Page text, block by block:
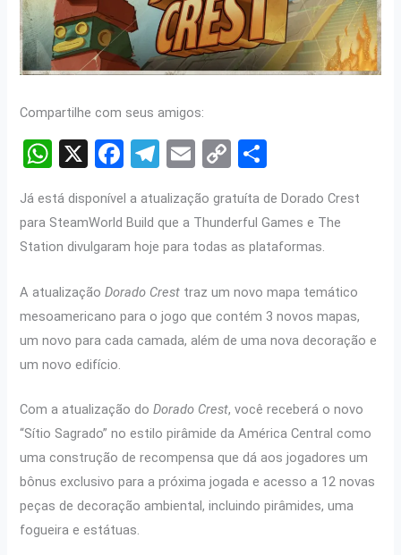
Compartilhe com seus amigos:
W
at
s
p
p
X
F
ce
b
o
k
T
e
gr
m
E
ail
C
py
Li
k
ar
e
Já está disponível a atualização gratuíta de Dorado Crest
para SteamWorld Build que a Thunderful Games e The
Station divulgaram hoje para todas as plataformas.
A atualizaçãoDorado Crest traz um novo mapa temático
mesoamericano para o jogo que contém 3 novos mapas,
um novo para cada camada, além de uma nova decoração e
um novo edifício.
Com a atualização doDorado Crest, você receberá o novo
“Sítio Sagrado” no estilo pirâmide da América Central como
uma construção de recompensa que dá aos jogadores um
bônus exclusivo para a próxima jogada e acesso a 12 novas
peças de decoração ambiental, incluindo pirâmides, uma
fogueira e estátuas.